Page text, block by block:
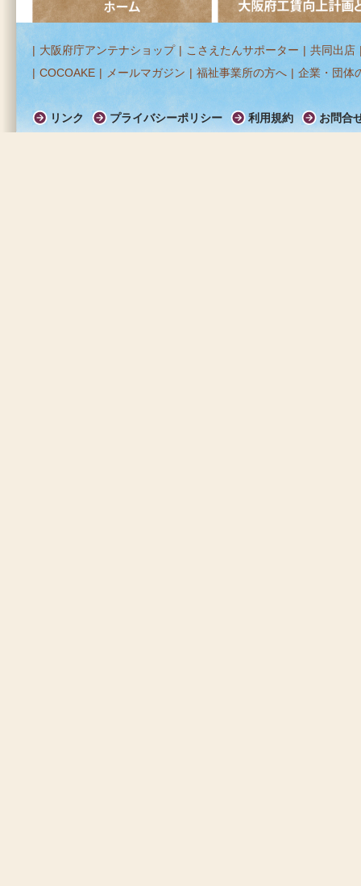
| 大阪府庁アンテナショップ | こさえたんサポーター | 共同出店
| COCOAKE | メールマガジン | 福祉事業所の方へ | 企業・団体
リンク プライバシーポリシー 利用規約 お問合